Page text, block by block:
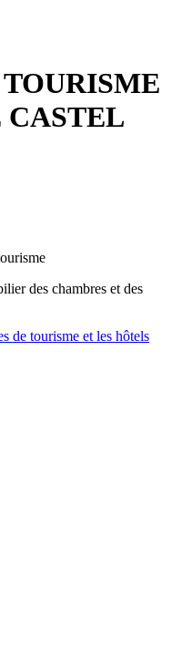
CASTEL
des chambres et des
de tourisme et les hôtels